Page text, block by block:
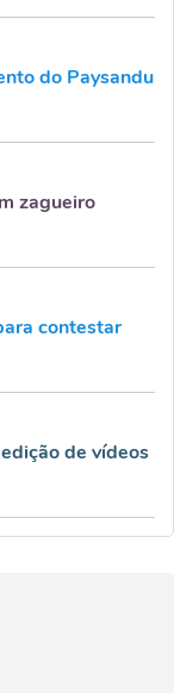
do Paysandu
zagueiro
contestar
de vídeos